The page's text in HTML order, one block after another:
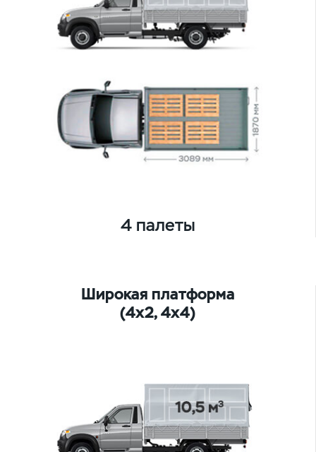
4 палеты
Широкая платформа
(4х2, 4х4)